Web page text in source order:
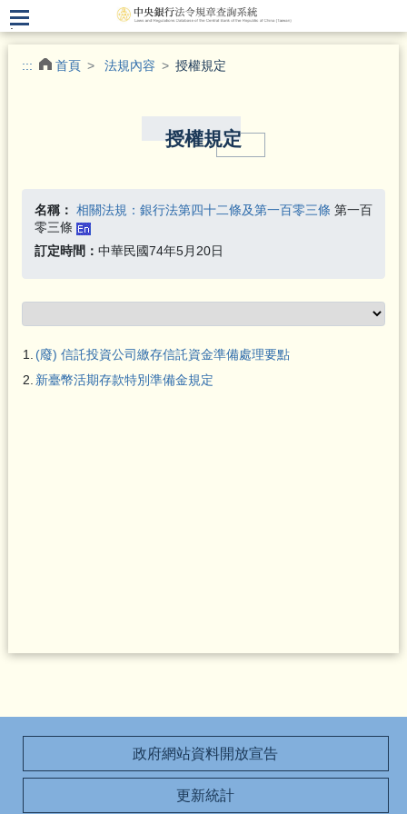
.
::: 首頁 法規內容 授權規定
授權規定
名稱： 相關法規：銀行法第四十二條及第一百零三條 第一百
零三條
訂定時間： 中華民國74年5月20日
1. (廢) 信託投資公司繳存信託資金準備處理要點
2. 新臺幣活期存款特別準備金規定
政府網站資料開放宣告
更新統計